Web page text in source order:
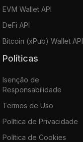
EVM Wallet API
DeFi API
Bitcoin (xPub) Wallet API
Políticas
Isenção de
Responsabilidade
Termos de Uso
Política de Privacidade
Política de Cookies